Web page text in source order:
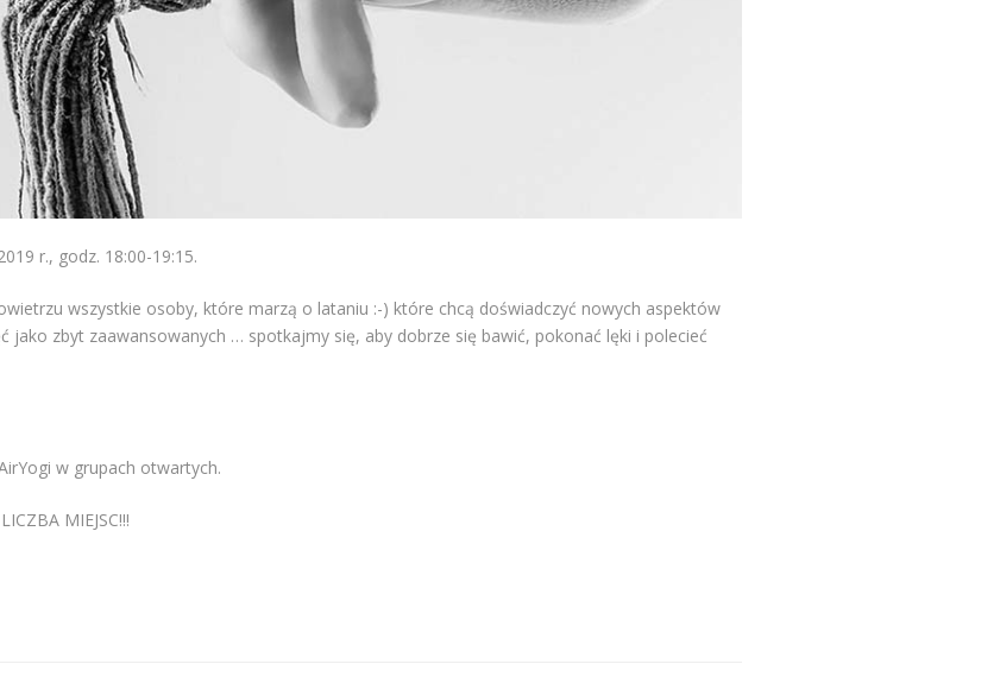
r., godz. 18:00-19:15.
wszystkie osoby, które marzą o lataniu :-) które chcą doświadczyć nowych aspektów
jako zbyt zaawansowanych … spotkajmy się, aby dobrze się bawić, pokonać lęki i polecieć
w grupach otwartych.
MIEJSC!!!